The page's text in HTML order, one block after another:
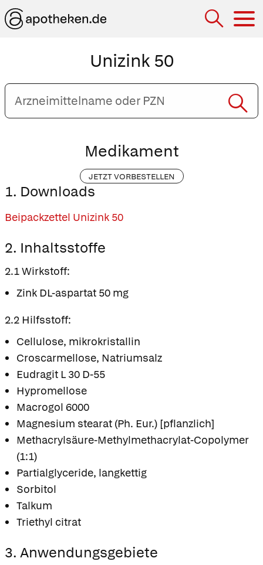
Unizink 50
Arzneimittelname
oder
PZN
Medikament
JETZT VORBESTELLEN
1. Downloads
Beipackzettel Unizink 50
2. Inhaltsstoffe
2.1 Wirkstoff:
Zink DL-aspartat 50 mg
2.2 Hilfsstoff:
Cellulose, mikrokristallin
Croscarmellose, Natriumsalz
Eudragit L 30 D-55
Hypromellose
Macrogol 6000
Magnesium stearat (Ph. Eur.) [pflanzlich]
Methacrylsäure-Methylmethacrylat-Copolymer
(1:1)
Partialglyceride, langkettig
Sorbitol
Talkum
Triethyl citrat
3. Anwendungsgebiete